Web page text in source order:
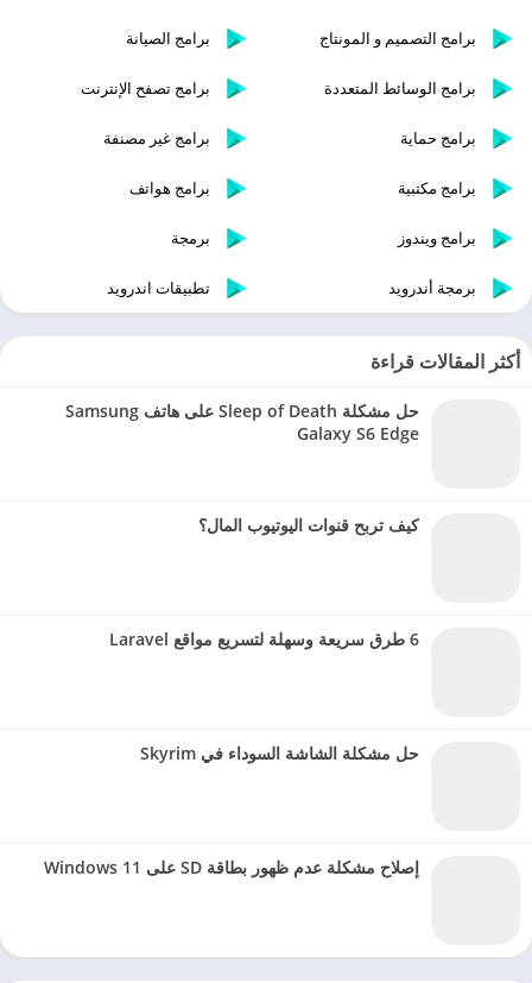
برامج التصميم و المونتاج برامج الصيانة
برامج الوسائط المتعددة برامج تصفح الإنترنت
برامج حماية برامج غير مصنفة
برامج مكتبية برامج هواتف
برامج ويندوز برمجة
برمجة أندرويد تطبيقات اندرويد
أكثر المقالات قراءة
حل مشكلة Sleep of Death على هاتف Samsung
Galaxy S6 Edge
كيف تربح قنوات اليوتيوب المال؟
6 طرق سريعة وسهلة لتسريع مواقع Laravel
حل مشكلة الشاشة السوداء في Skyrim
إصلاح مشكلة عدم ظهور بطاقة SD على Windows 11